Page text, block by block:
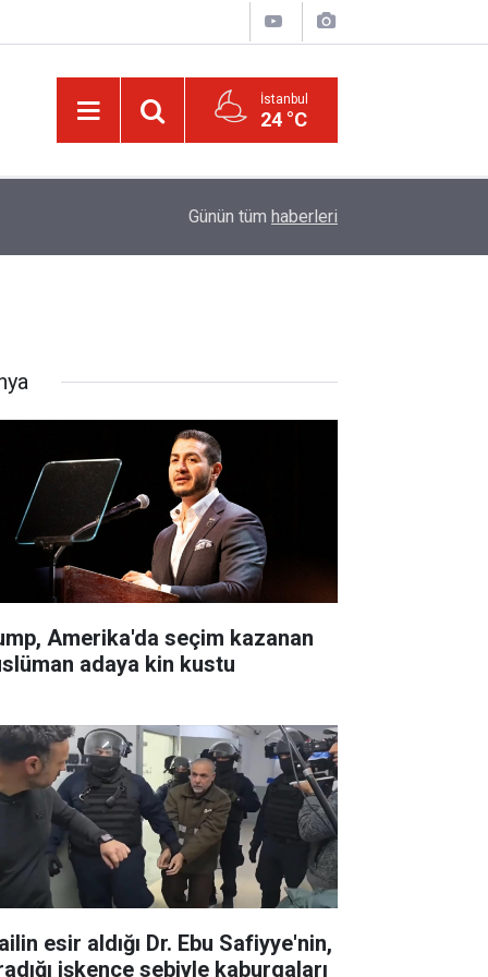
İstanbul
24 °C
Kur’an'daki bazı şahıs isimlerinin mucizevi
Günün tüm haberleri
Amerika'da seçim kazanan
adaya kin kustu
esir aldığı Dr. Ebu Safiyye'nin,
işkence sebiyle kaburgaları